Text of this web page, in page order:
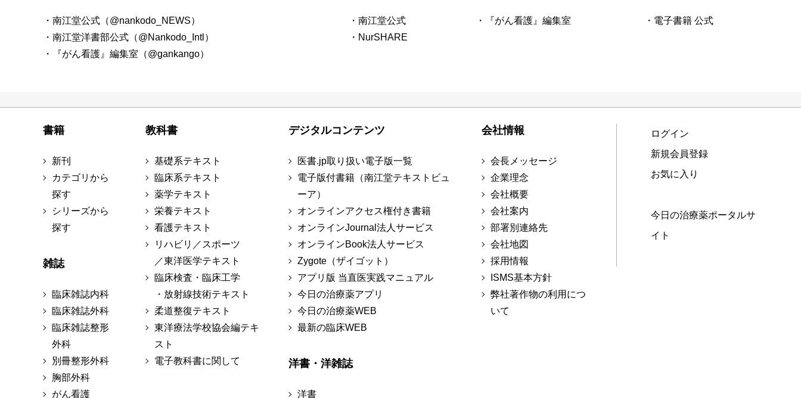
・南江堂公式（@nankodo_NEWS）
・南江堂洋書部公式（@Nankodo_Intl）
・『がん看護』編集室（@gankango）
・南江堂公式
・NurSHARE
・『がん看護』編集室 ・電子書籍 公式
書籍
新刊
カテゴリから
探す
シリーズから
探す
雑誌
臨床雑誌内科
臨床雑誌外科
臨床雑誌整形
外科
別冊整形外科
胸部外科
がん看護
教科書
基礎系テキスト
臨床系テキスト
薬学テキスト
栄養テキスト
看護テキスト
リハビリ／スポーツ
／東洋医学テキスト
臨床検査・臨床工学
・放射線技術テキスト
柔道整復テキスト
東洋療法学校協会編テキ
スト
電子教科書に関して
デジタルコンテンツ
医書.jp取り扱い電子版一覧
電子版付書籍（南江堂テキストビュ
ーア）
オンラインアクセス権付き書籍
オンラインJournal法人サービス
オンラインBook法人サービス
Zygote（ザイゴット）
アプリ版 当直医実践マニュアル
今日の治療薬アプリ
今日の治療薬WEB
最新の臨床WEB
洋書・洋雑誌
洋書
会社情報
会長メッセージ
企業理念
会社概要
会社案内
部署別連絡先
会社地図
採用情報
ISMS基本方針
弊社著作物の利用につ
いて
ログイン
新規会員登録
お気に入り
今日の治療薬ポータルサ
イト